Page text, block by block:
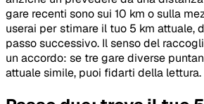
gare recenti sono sui 10 km o sulla
userai per stimare il tuo 5 km attuale,
passo successivo. Il senso del
un accordo: se tre gare diverse
attuale simile, puoi fidarti della lettura.